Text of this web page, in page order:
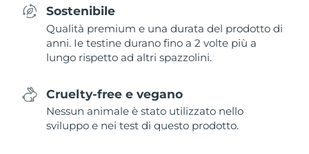
Sostenibile
Qualità premium e una durata del prodotto di
anni. Ie testine durano fino a 2 volte più a
lungo rispetto ad altri spazzolini.
Cruelty-free e vegano
Nessun animale è stato utilizzato nello
sviluppo e nei test di questo prodotto.